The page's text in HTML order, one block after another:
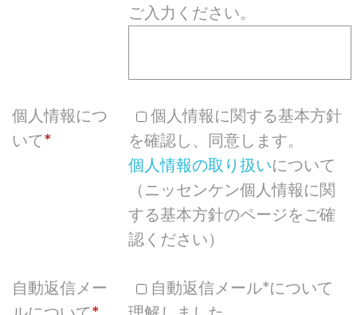
ご入力ください。
個人情報につ
いて
個人情報に関する基本方針
を確認し、同意します。
個人情報の取り扱いについて
（ニッセンケン個人情報に関
する基本方針のページをご確
認ください）
自動返信メー
自動返信メール*について